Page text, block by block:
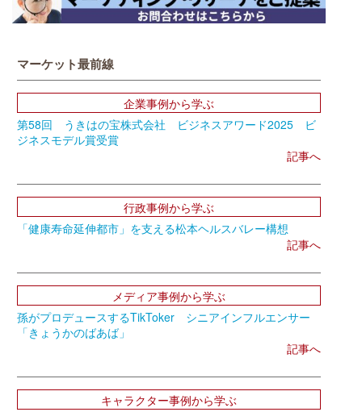
マーケット最前線
企業事例から学ぶ
第58回 うきはの宝株式会社 ビジネスアワード2025 ビ
ジネスモデル賞受賞
記事へ
行政事例から学ぶ
「健康寿命延伸都市」を支える松本ヘルスバレー構想
記事へ
メディア事例から学ぶ
孫がプロデュースするTikToker シニアインフルエンサー
「きょうかのばあば」
記事へ
キャラクター事例から学ぶ